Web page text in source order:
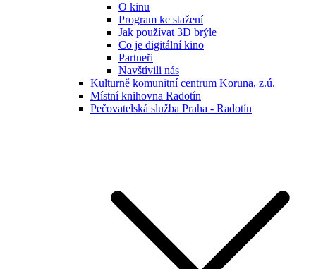
O kinu
Program ke stažení
Jak používat 3D brýle
Co je digitální kino
Partneři
Navštívili nás
Kulturně komunitní centrum Koruna, z.ú.
Místní knihovna Radotín
Pečovatelská služba Praha - Radotín